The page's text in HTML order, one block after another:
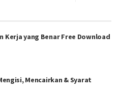
Kerja yang Benar Free Download
Mencairkan & Syarat